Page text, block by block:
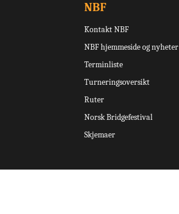
NBF
Kontakt NBF
NBF hjemmeside og nyheter
Terminliste
Turneringsoversikt
Ruter
Norsk Bridgefestival
Skjemaer